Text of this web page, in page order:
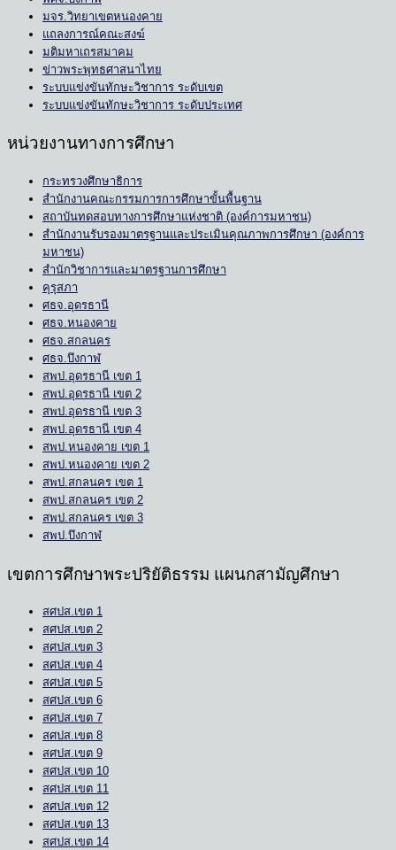
มจร.วิทยาเขตหนองคาย
แถลงการณ์คณะสงฆ์
มติมหาเถรสมาคม
ข่าวพระพุทธศาสนาไทย
ระบบแข่งขันทักษะวิชาการ ระดับเขต
ระบบแข่งขันทักษะวิชาการ ระดับประเทศ
หน่วยงานทางการศึกษา
กระทรวงศึกษาธิการ
สำนักงานคณะกรรมการการศึกษาขั้นพื้นฐาน
สถาบันทดสอบทางการศึกษาแห่งชาติ (องค์การมหาชน)
สำนักงานรับรองมาตรฐานและประเมินคุณภาพการศึกษา (องค์การ
มหาชน)
สำนักวิชาการและมาตรฐานการศึกษา
คุรุสภา
ศธจ.อุดรธานี
ศธจ.หนองคาย
ศธจ.สกลนคร
ศธจ.บึงกาฬ
สพป.อุดรธานี เขต 1
สพป.อุดรธานี เขต 2
สพป.อุดรธานี เขต 3
สพป.อุดรธานี เขต 4
สพป.หนองคาย เขต 1
สพป.หนองคาย เขต 2
สพป.สกลนคร เขต 1
สพป.สกลนคร เขต 2
สพป.สกลนคร เขต 3
สพป.บึงกาฬ
เขตการศึกษาพระปริยัติธรรม แผนกสามัญศึกษา
สศปส.เขต 1
สศปส.เขต 2
สศปส.เขต 3
สศปส.เขต 4
สศปส.เขต 5
สศปส.เขต 6
สศปส.เขต 7
สศปส.เขต 8
สศปส.เขต 9
สศปส.เขต 10
สศปส.เขต 11
สศปส.เขต 12
สศปส.เขต 13
สศปส.เขต 14